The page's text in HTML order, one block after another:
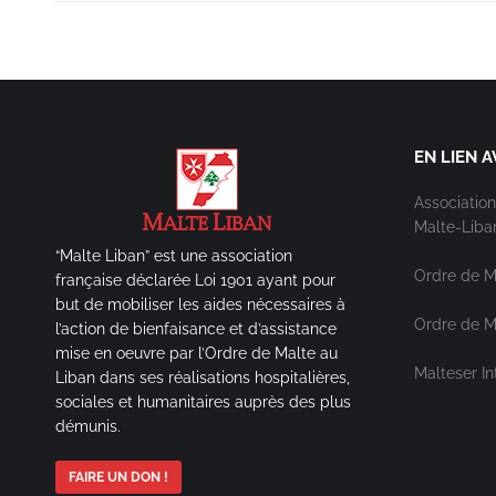
“Malte Liban” est une association
française déclarée Loi 1901 ayant pour
but de mobiliser les aides nécessaires à
l’action de bienfaisance et d’assistance
mise en oeuvre par l’Ordre de Malte au
Liban dans ses réalisations hospitalières,
sociales et humanitaires auprès des plus
démunis.
FAIRE UN DON !
EN LIEN
Malte-
Ordre de
Ordre de
Malteser